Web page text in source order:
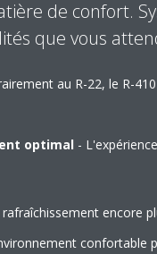
de confort.
que vous
au R-22, le R-
optimal -
encore